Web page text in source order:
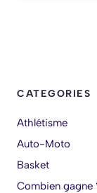
CATEGORIES
Athlétisme
Auto-Moto
Basket
Combien gagne